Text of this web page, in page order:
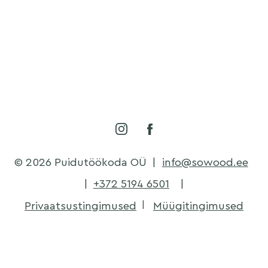
© 2026 Puidutöökoda OÜ
info@sowood.ee
+372 5194 6501
Privaatsustingimused
Müügitingimused